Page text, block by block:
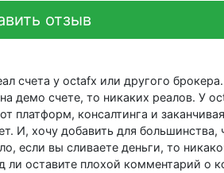
отзыв
счета у octafx или другого
демо счете, то никаких реалов. У
платформ, консалтинга и
И, хочу добавить для большинства,
если вы сливаете деньги, то
ли оставите плохой комментарий о